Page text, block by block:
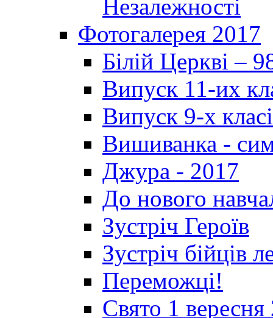
Незалежності
Фотогалерея 2017
Білій Церкві –
Випуск 11-их
Випуск 9-х
Вишиванка -
Джура - 2017
До нового
Зустріч Героїв
Зустріч бійців
Переможці!
Свято 1 вересня